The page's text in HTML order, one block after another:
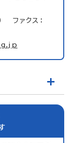
ファクス：